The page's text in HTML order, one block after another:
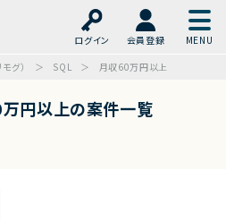
ログイン
会員登録
グ）
SQL 月収60万円以上
円以上の案件一覧